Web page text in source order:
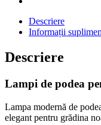
Descriere
Informații
Descriere
Lampi de podea
Lampa modernă de
elegant pentru grădina